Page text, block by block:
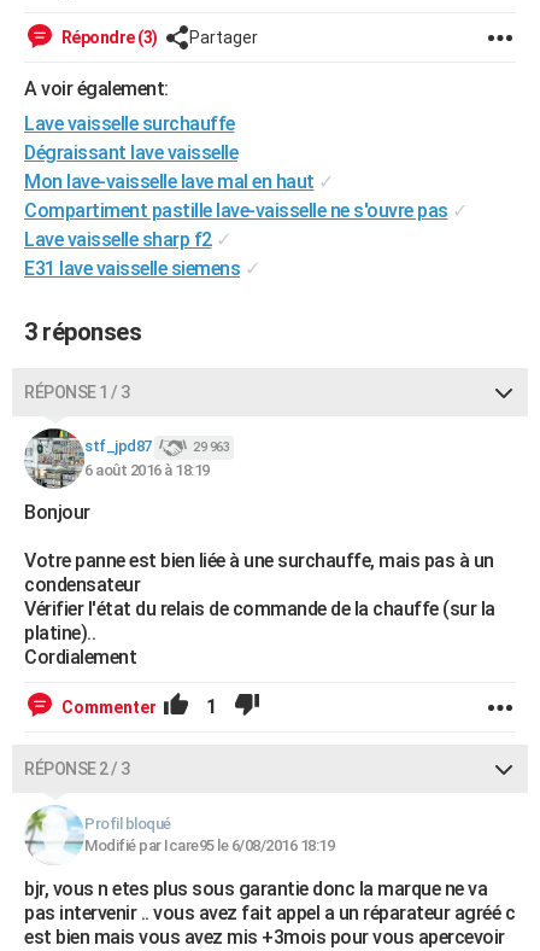
Répondre (3) Partager
A voir également:
Lave vaisselle surchauffe
Dégraissant lave vaisselle
Mon lave-vaisselle lave mal en haut ✓
Compartiment pastille lave-vaisselle ne s'ouvre pas ✓
Lave vaisselle sharp f2 ✓
E31 lave vaisselle siemens ✓
3 réponses
RÉPONSE 1 / 3
stf_jpd87 29 963
6 août 2016 à 18:19
Bonjour
Votre panne est bien liée à une surchauffe, mais pas à un
condensateur
Vérifier l'état du relais de commande de la chauffe (sur la
platine)..
Cordialement
Commenter 1
RÉPONSE 2 / 3
Profil bloqué
Modifié par Icare95 le 6/08/2016 18:19
bjr, vous n etes plus sous garantie donc la marque ne va
pas intervenir .. vous avez fait appel a un réparateur agréé c
est bien mais vous avez mis +3mois pour vous apercevoir